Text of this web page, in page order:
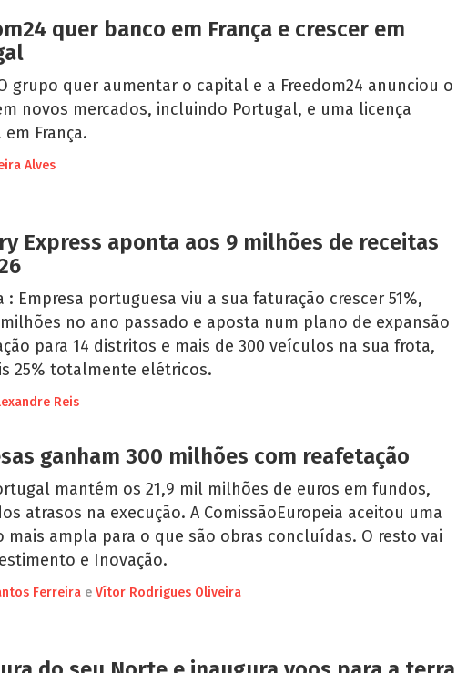
quer banco em França e crescer em
grupo quer aumentar o capital e a Freedom24 anunciou o
novos mercados, incluindo Portugal, e uma licença
França.
Alves
Express aponta aos 9 milhões de receitas
: Empresa portuguesa viu a sua faturação crescer 51%,
milhões no ano passado e aposta num plano de expansão
para 14 distritos e mais de 300 veículos na sua frota,
25% totalmente elétricos.
Reis
ganham 300 milhões com reafetação
mantém os 21,9 mil milhões de euros em fundos,
atrasos na execução. A ComissãoEuropeia aceitou uma
mais ampla para o que são obras concluídas. O resto vai
e Inovação.
Ferreirae Vítor Rodrigues Oliveira